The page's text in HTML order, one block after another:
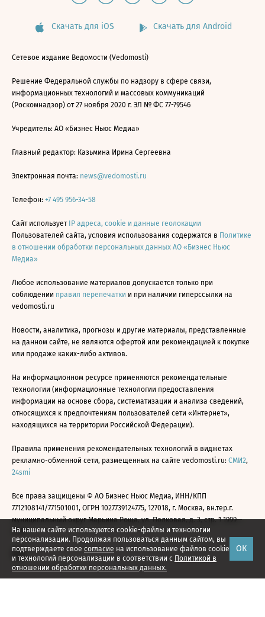
На нашем сайте используются cookie-файлы и технологии
персонализации. Продолжая пользоваться данным сайтом, вы
подтверждаете свое согласие на использование файлов cookie
и технологий персонализации в соответствии с Политикой в
отношении обработки персональных данных.
ОК
Скачать для iOS Скачать для Android
Сетевое издание Ведомости (Vedomosti)
Решение Федеральной службы по надзору в сфере связи,
информационных технологий и массовых коммуникаций
(Роскомнадзор) от 27 ноября 2020 г. ЭЛ № ФС 77-79546
Учредитель: АО «Бизнес Ньюс Медиа»
Главный редактор: Казьмина Ирина Сергеевна
Электронная почта: news@vedomosti.ru
Телефон: +7 495 956-34-58
Сайт использует IP адреса, cookie и данные геолокации
Пользователей сайта, условия использования содержатся в Политике
в отношении обработки персональных данных АО «Бизнес Ньюс
Медиа»
Любое использование материалов допускается только при
соблюдении правил перепечатки и при наличии гиперссылки на
vedomosti.ru
Новости, аналитика, прогнозы и другие материалы, представленные
на данном сайте, не являются офертой или рекомендацией к покупке
или продаже каких-либо активов.
На информационном ресурсе применяются рекомендательные
технологии (информационные технологии предоставления
информации на основе сбора, систематизации и анализа сведений,
относящихся к предпочтениям пользователей сети «Интернет»,
находящихся на территории Российской Федерации).
Правила применения рекомендательных технологий в виджетах
рекламно-обменной сети, размещенных на сайте vedomosti.ru: СМИ2,
24smi
Все права защищены © АО Бизнес Ньюс Медиа, ИНН/КПП
7712108141/771501001, ОГРН 1027739124775, 127018, г. Москва, вн.тер.г.
муниципальный округ Марьина Роща, ул. Полковая, д. 3, стр. 1 1999—
2026